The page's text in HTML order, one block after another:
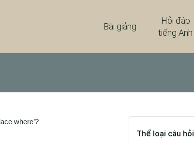
Hỏi đáp
tiếng Anh
Bài giảng
where’?
Thể loại câu hỏi